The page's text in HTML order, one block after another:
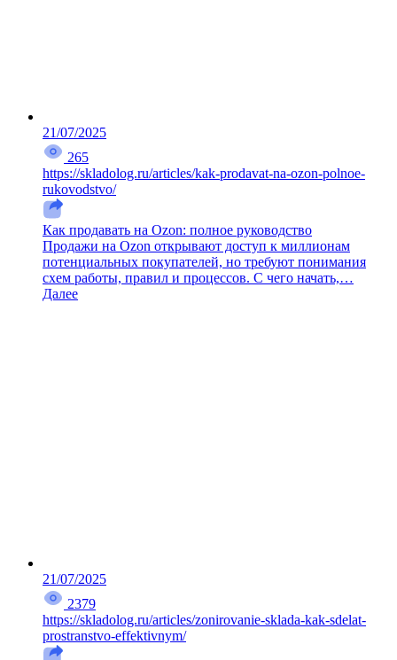
21/07/2025
265
https://skladolog.ru/articles/kak-prodavat-na-ozon-polnoe-
rukovodstvo/
Как продавать на Ozon: полное руководство
Продажи на Ozon открывают доступ к миллионам
потенциальных покупателей, но требуют понимания
схем работы, правил и процессов. С чего начать,…
Далее
21/07/2025
2379
https://skladolog.ru/articles/zonirovanie-sklada-kak-sdelat-
prostranstvo-effektivnym/